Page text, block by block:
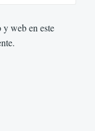
web en este